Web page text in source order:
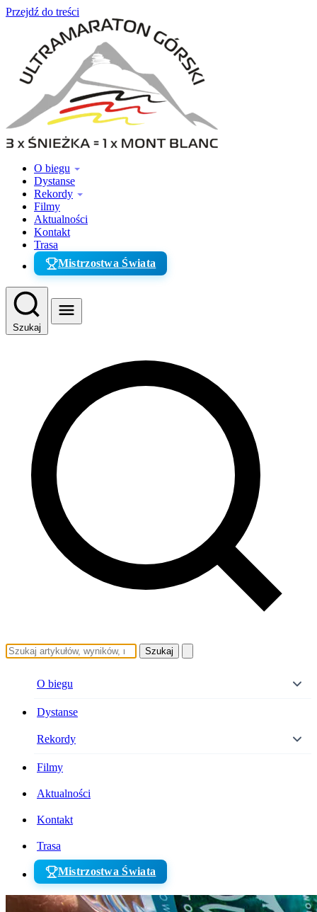
Przejdź do treści
O biegu
Dystanse
Rekordy
Filmy
Aktualności
Kontakt
Trasa
Mistrzostwa Świata
Szukaj
Szukaj
O biegu
Dystanse
Rekordy
Filmy
Aktualności
Kontakt
Trasa
Mistrzostwa Świata